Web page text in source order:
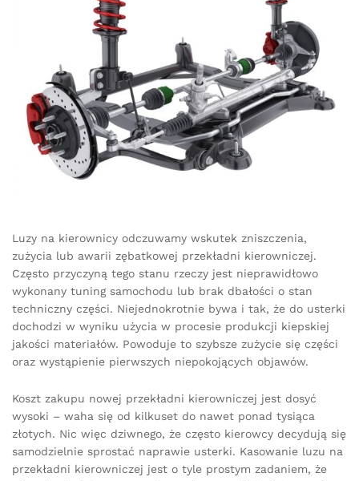
Luzy na kierownicy odczuwamy wskutek zniszczenia,
zużycia lub awarii zębatkowej przekładni kierowniczej.
Często przyczyną tego stanu rzeczy jest nieprawidłowo
wykonany tuning samochodu lub brak dbałości o stan
techniczny części. Niejednokrotnie bywa i tak, że do usterki
dochodzi w wyniku użycia w procesie produkcji kiepskiej
jakości materiałów. Powoduje to szybsze zużycie się części
oraz wystąpienie pierwszych niepokojących objawów.
Koszt zakupu nowej przekładni kierowniczej jest dosyć
wysoki – waha się od kilkuset do nawet ponad tysiąca
złotych. Nic więc dziwnego, że często kierowcy decydują się
samodzielnie sprostać naprawie usterki. Kasowanie luzu na
przekładni kierowniczej jest o tyle prostym zadaniem, że